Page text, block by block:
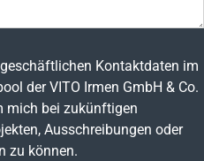
Kontaktdaten im
der VITO Irmen GmbH & Co.
mich bei zukünftigen
Ausschreibungen oder
zu können.